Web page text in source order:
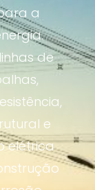
a
de
e
elétrica